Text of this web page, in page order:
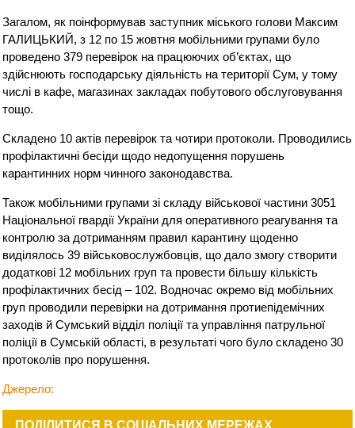
Загалом, як поінформував заступник міського голови Максим
ГАЛИЦЬКИЙ, з 12 по 15 жовтня мобільними групами було
проведено 379 перевірок на працюючих об’єктах, що
здійснюють господарську діяльність на території Сум, у тому
числі в кафе, магазинах закладах побутового обслуговування
тощо.
Складено 10 актів перевірок та чотири протоколи. Проводились
профілактичні бесіди щодо недопущення порушень
карантинних норм чинного законодавства.
Також мобільними групами зі складу військової частини 3051
Національної гвардії України для оперативного реагування та
контролю за дотриманням правил карантину щоденно
виділялось 39 військовослужбовців, що дало змогу створити
додаткові 12 мобільних груп та провести більшу кількість
профілактичних бесід – 102. Водночас окремо від мобільних
груп проводили перевірки на дотримання протиепідемічних
заходів й Сумський відділ поліції та управління патрульної
поліції в Сумській області, в результаті чого було складено 30
протоколів про порушення.
Джерело:
ПОДІЛИТИСЯ В СОЦІАЛЬНИХ МЕРЕЖАХ